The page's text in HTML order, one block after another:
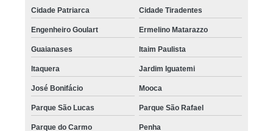
pigmentação de couro cabeludo Santana
quanto custa pigmentação capilar em entradas Itaquera
pigmentação capilar em entradas Glicério
pigmentação capilar feminina preço Raposo Tavares
onde encontro pigmentação capilar feminina Zona Norte
pigmentação capilar definitiva preço Capão Redondo
Cidade Patriarca Cidade Tiradentes
Engenheiro Goulart Ermelino Matarazzo
Guaianases Itaim Paulista
Itaquera Jardim Iguatemi
José Bonifácio Mooca
Parque São Lucas Parque São Rafael
Parque do Carmo Penha